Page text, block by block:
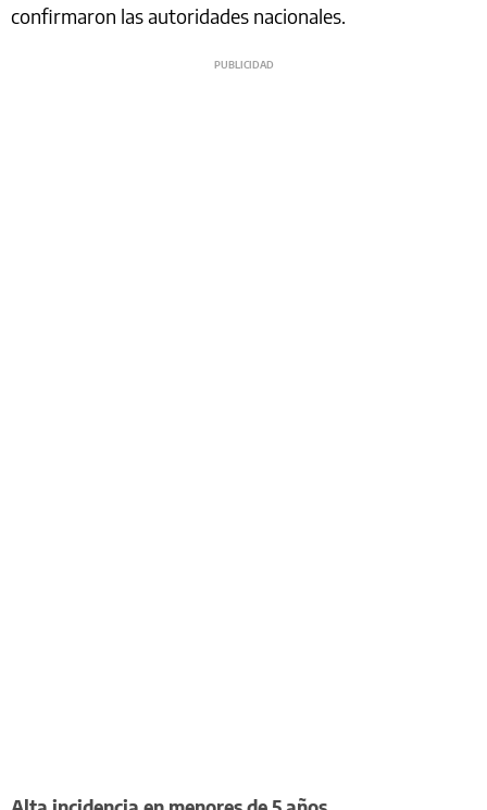
confirmaron las autoridades nacionales.